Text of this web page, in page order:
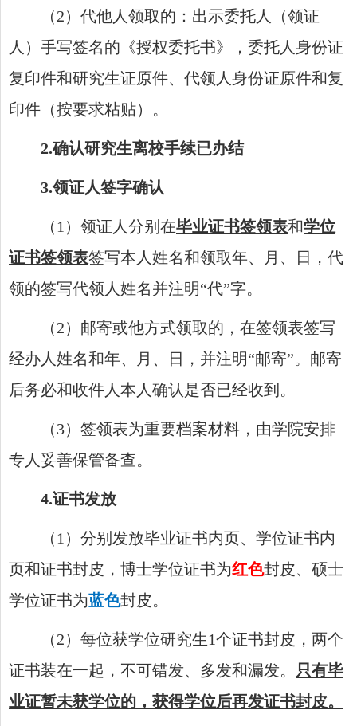
（2）代他人领取的：出示委托人（领证
人）手写签名的《授权委托书》，委托人身份证
复印件和研究生证原件、代领人身份证原件和复
印件（按要求粘贴）。
2.确认研究生离校手续已办结
3.领证人签字确认
（1 ）领证人分别在毕业证书签领表和学位
证书签领表签写本人姓名和领取年、月、日，代
领的签写代领人姓名并注明“代”字。
（2）邮寄或他方式领取的 ， 在签领表签写
经办人姓名和年、月、日，并注明“邮寄”。邮寄
后务必和收件人本人确认是否已经收到。
（3）签领表为重要档案材料，由学院安排
专人妥善保管备查。
4.证书发放
（1 ）分别发放毕业证书内页、学位证书内
页和证书封皮，博士学位证书为红色封皮、硕士
学位证书为蓝色封皮。
（2）每位获学位研究生1个证书封皮，两个
证书装在一起，不可错发、多发和漏发。 只有毕
业证暂未获学位的，获得学位后再发证书封皮。